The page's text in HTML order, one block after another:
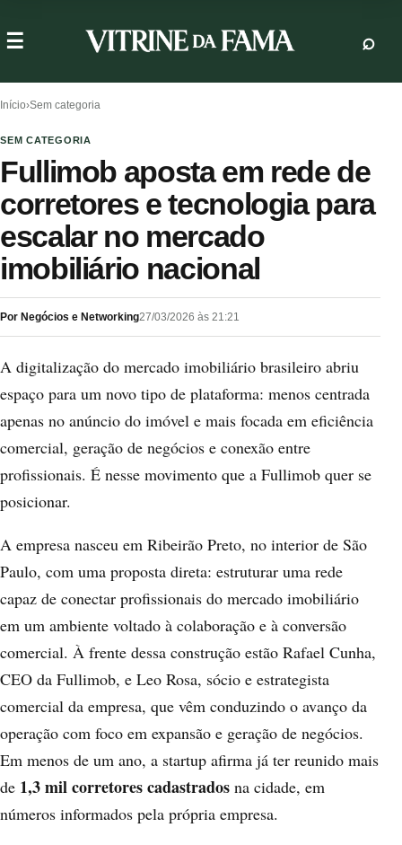
Início›Sem categoria
SEM CATEGORIA
Fullimob aposta em rede de
corretores e tecnologia para
escalar no mercado
imobiliário nacional
Por Negócios e Networking27/03/2026 às 21:21
A digitalização do mercado imobiliário brasileiro abriu
espaço para um novo tipo de plataforma: menos centrada
apenas no anúncio do imóvel e mais focada em eficiência
comercial, geração de negócios e conexão entre
profissionais. É nesse movimento que a Fullimob quer se
posicionar.
A empresa nasceu em Ribeirão Preto, no interior de São
Paulo, com uma proposta direta: estruturar uma rede
capaz de conectar profissionais do mercado imobiliário
em um ambiente voltado à colaboração e à conversão
comercial. À frente dessa construção estão Rafael Cunha,
CEO da Fullimob, e Leo Rosa, sócio e estrategista
comercial da empresa, que vêm conduzindo o avanço da
operação com foco em expansão e geração de negócios.
Em menos de um ano, a startup afirma já ter reunido mais
de 1,3 mil corretores cadastrados na cidade, em
números informados pela própria empresa.